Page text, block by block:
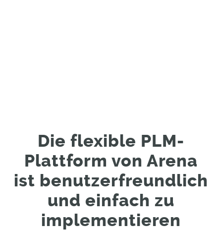
Die flexible PLM-
Plattform von Arena
ist benutzerfreundlich
und einfach zu
implementieren